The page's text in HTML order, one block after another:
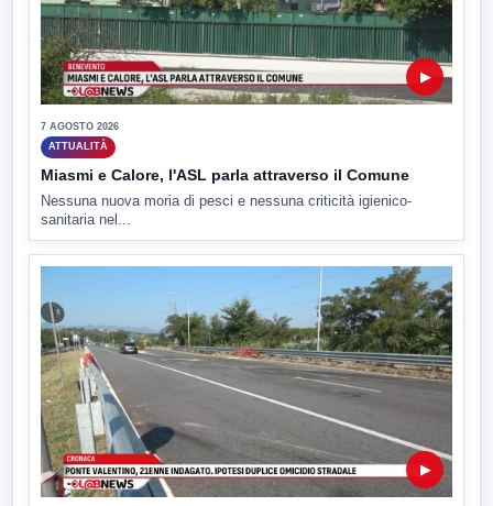
▶
7 AGOSTO 2026
ATTUALITÀ
Miasmi e Calore, l'ASL parla attraverso il Comune
Nessuna nuova moria di pesci e nessuna criticità igienico-
sanitaria nel...
▶